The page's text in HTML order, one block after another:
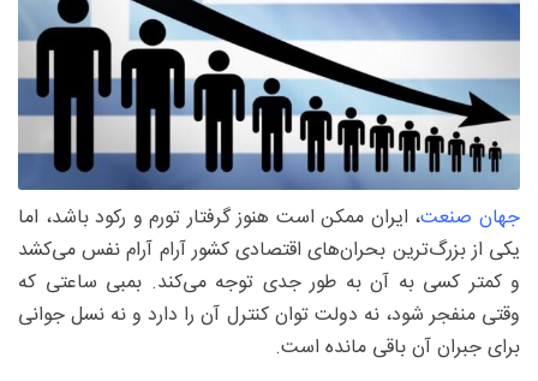
جهان صنعت، ایران ممکن است هنوز گرفتار تورم و رکود باشد، اما
یکی از بزرگ‌ترین بحران‌های اقتصادی کشور آرام ‌آرام نفس می‌کشد
و کمتر کسی به آن به طور جدی توجه می‌کند. بمبی ساعتی که
وقتی منفجر شود، نه دولت توان کنترل آن را دارد و نه نسل جوانی
برای جبران آن باقی مانده است.